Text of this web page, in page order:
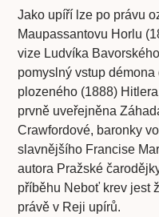
Jako upíří lze po právu
Maupassantovu Horlu
vize Ludvíka
pomyslný vstup
plozeného (1888)
prvně uveřejněna
Crawfordové, baronky
slavnějšího Francise
autora Pražské
příběhu Neboť krev jest
právě v Reji upírů.